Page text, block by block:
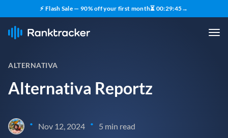
⚡ Flash Sale — 90% off your first month⏳ 00:29:44→
ALTERNATIVA
Alternativa Reportz
• Nov 12, 2024 • 5 min read